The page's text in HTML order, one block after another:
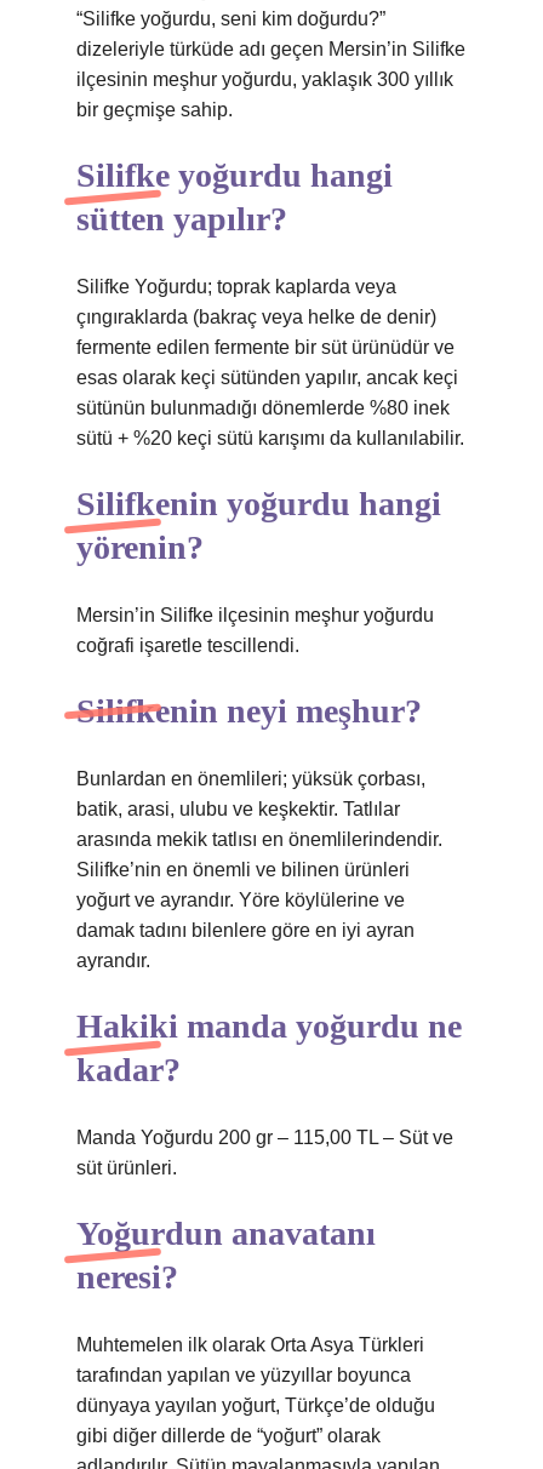
“Silifke yoğurdu, seni kim doğurdu?”
dizeleriyle türküde adı geçen Mersin’in Silifke
ilçesinin meşhur yoğurdu, yaklaşık 300 yıllık
bir geçmişe sahip.
Silifke yoğurdu hangi
sütten yapılır?
Silifke Yoğurdu; toprak kaplarda veya
çıngıraklarda (bakraç veya helke de denir)
fermente edilen fermente bir süt ürünüdür ve
esas olarak keçi sütünden yapılır, ancak keçi
sütünün bulunmadığı dönemlerde %80 inek
sütü + %20 keçi sütü karışımı da kullanılabilir.
Silifkenin yoğurdu hangi
yörenin?
Mersin’in Silifke ilçesinin meşhur yoğurdu
coğrafi işaretle tescillendi.
Silifkenin neyi meşhur?
Bunlardan en önemlileri; yüksük çorbası,
batik, arasi, ulubu ve keşkektir. Tatlılar
arasında mekik tatlısı en önemlilerindendir.
Silifke’nin en önemli ve bilinen ürünleri
yoğurt ve ayrandır. Yöre köylülerine ve
damak tadını bilenlere göre en iyi ayran
ayrandır.
Hakiki manda yoğurdu ne
kadar?
Manda Yoğurdu 200 gr – 115,00 TL – Süt ve
süt ürünleri.
Yoğurdun anavatanı
neresi?
Muhtemelen ilk olarak Orta Asya Türkleri
tarafından yapılan ve yüzyıllar boyunca
dünyaya yayılan yoğurt, Türkçe’de olduğu
gibi diğer dillerde de “yoğurt” olarak